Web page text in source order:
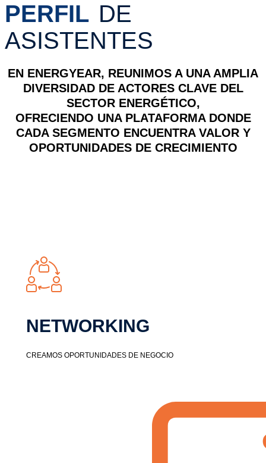
PERFIL DE
ASISTENTES
EN ENERGYEAR, REUNIMOS A UNA AMPLIA
DIVERSIDAD DE ACTORES CLAVE DEL
SECTOR ENERGÉTICO,
OFRECIENDO UNA PLATAFORMA DONDE
CADA SEGMENTO ENCUENTRA VALOR Y
OPORTUNIDADES DE CRECIMIENTO
NETWORKING​
CREAMOS OPORTUNIDADES DE NEGOCIO​